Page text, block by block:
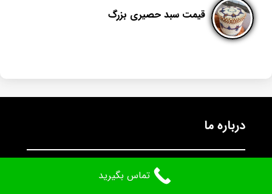
قیمت سبد حصیری بزرگ
درباره ما
گروه بازرگانی حصیرکو، با هدف افزایش کمیت و کیفیت
تماس بگیرید